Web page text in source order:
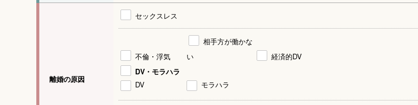
離婚の原因
セックスレス
不倫・浮気
相手方が働かな
い
経済的DV
DV・モラハラ
DV
モラハラ